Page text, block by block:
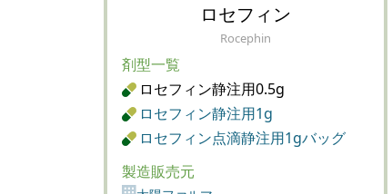
ロセフィン
Rocephin
剤型一覧
ロセフィン静注用0.5g
ロセフィン静注用1g
ロセフィン点滴静注用1gバッグ
製造販売元